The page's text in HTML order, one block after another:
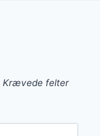
Krævede felter